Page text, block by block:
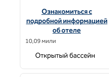
Посмотреть
Ознакомиться с
подробной информацией
об отеле
10,09 мили
Открытый бассейн